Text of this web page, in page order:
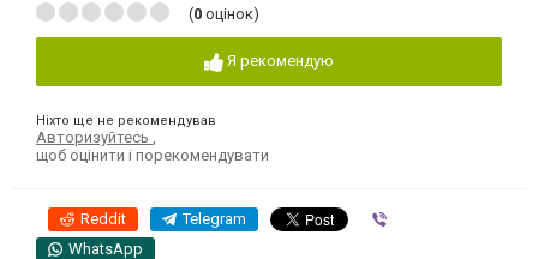
(0 оцінок)
Я рекомендую
Ніхто ще не рекомендував
Авторизуйтесь
щоб оцінити і порекомендувати
Reddit Telegram
WhatsApp